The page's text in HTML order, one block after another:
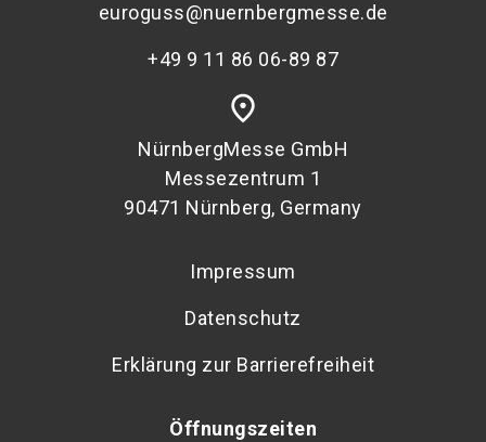
euroguss@nuernbergmesse.de
+49 9 11 86 06-89 87
place
NürnbergMesse GmbH
Messezentrum 1
90471 Nürnberg, Germany
Impressum
Datenschutz
Erklärung zur Barrierefreiheit
Öffnungszeiten